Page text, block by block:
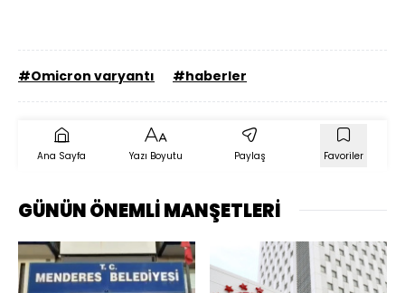
#Omicron varyantı #haberler
Ana Sayfa Yazı Boyutu Paylaş Favoriler
GÜNÜN ÖNEMLİ MANŞETLERİ